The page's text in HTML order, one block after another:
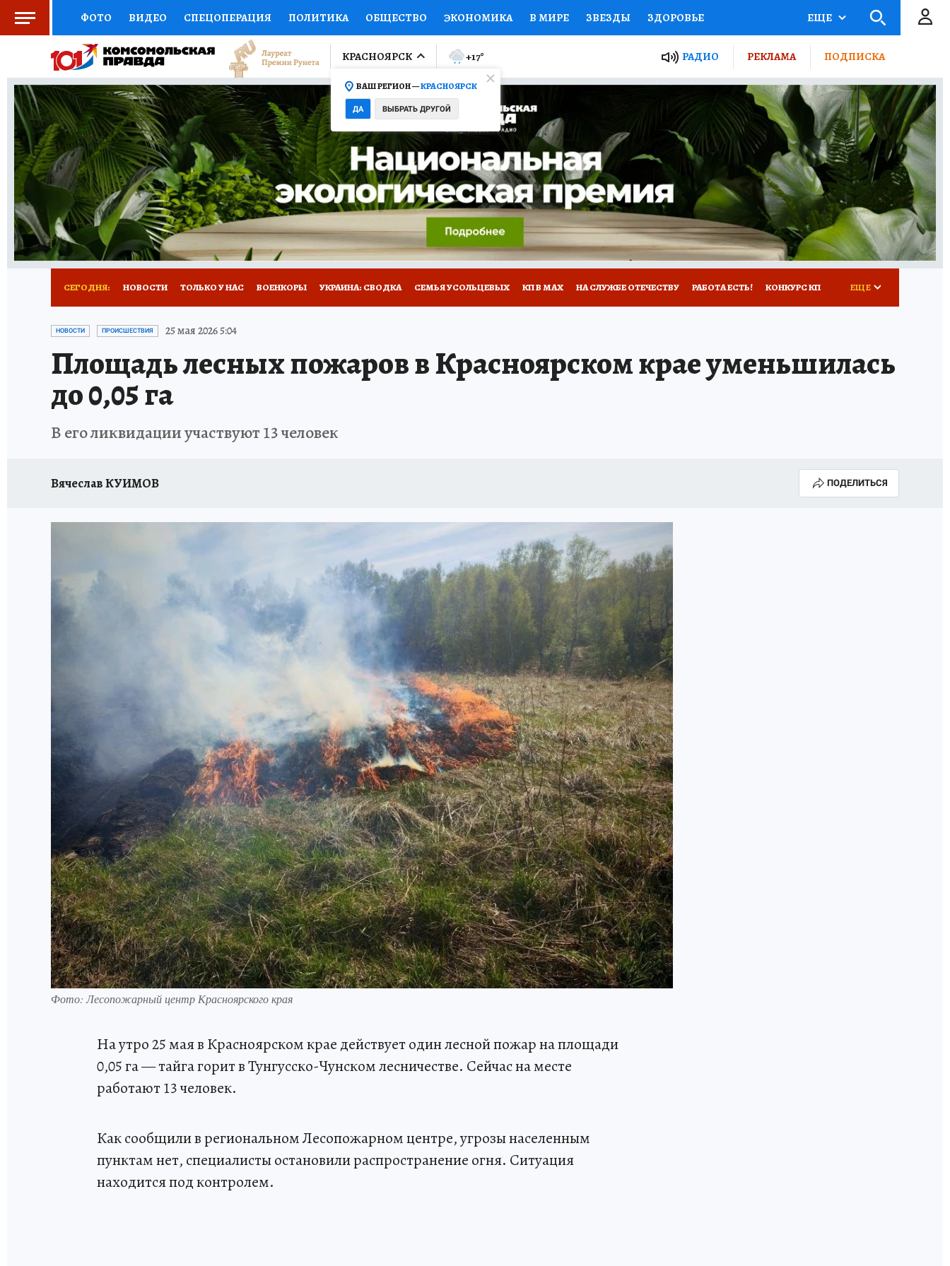
ФОТО ВИДЕО СПЕЦОПЕРАЦИЯ ПОЛИТИКА ОБЩЕСТВО ЭКОНОМИКА В МИРЕ ЗВЕЗДЫ ЗДОРОВЬЕ
СОЦПОДДЕРЖКА НАУКА СПОРТ КОЛУМНИСТЫ ПРОИСШЕСТВИЯ НАЦИОНАЛЬНЫЕ ПРОЕКТЫ РОССИИ
ВЫБОР ЭКСПЕРТОВ ДОКТОР ФИНАНСЫ ОТКРЫВАЕМ МИР Я ЗНАЮ СЕМЬЯ ЖЕНСКИЕ СЕКРЕТЫ ПУТЕВОДИТЕЛЬ
КНИЖНАЯ ПОЛКА ПРОГНОЗЫ НА СПОРТ ПРОМОКОДЫ СЕРИАЛЫ СПЕЦПРОЕКТЫ ДЕФИЦИТ ЖЕЛЕЗА ТУРИЗМ
ПРЕСС-ЦЕНТР НЕДВИЖИМОСТЬ ТЕЛЕВИЗОР КОЛЛЕКЦИИ КОНКУРСЫ РАБОТА У НАС ГИД ПОТРЕБИТЕЛЯ ВСЕ О КП
РАДИО КП РЕКЛАМА ТЕСТЫ НОВОЕ НА САЙТЕ
ЕЩЕ
КРАСНОЯРСК
ВАШ РЕГИОН —КРАСНОЯРСК
ДА ВЫБРАТЬ ДРУГОЙ
+17° РАДИО РЕКЛАМА ПОДПИСКА
СЕГОДНЯ: НОВОСТИ ТОЛЬКО У НАС ВОЕНКОРЫ УКРАИНА: СВОДКА СЕМЬЯ УСОЛЬЦЕВЫХ КП В МАХ НА СЛУЖБЕ ОТЕЧЕСТВУ РАБОТА ЕСТЬ! КОНКУРС КП
ОТДЫХ В РОССИИ ЗАПОВЕДНАЯ РОССИЯ
ЕЩЕ
НОВОСТИ ПРОИСШЕСТВИЯ 25 мая 2026 5:04
Площадь лесных пожаров в Красноярском крае уменьшилась
до 0,05 га
В его ликвидации участвуют 13 человек
Вячеслав КУИМОВ ПОДЕЛИТЬСЯ
Фото: Лесопожарный центр Красноярского края
На утро 25 мая в Красноярском крае действует один лесной пожар на площади
0,05 га — тайга горит в Тунгусско-Чунском лесничестве. Сейчас на месте
работают 13 человек.
Как сообщили в региональном Лесопожарном центре, угрозы населенным
пунктам нет, специалисты остановили распространение огня. Ситуация
находится под контролем.